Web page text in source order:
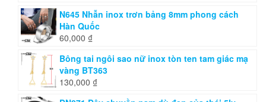
N645 Nhẫn inox trơn bảng 8mm phong cách
Hàn Quốc
60,000 ₫
Bông tai ngôi sao nữ inox tòn ten tam giác mạ
vàng BT363
130,000 ₫